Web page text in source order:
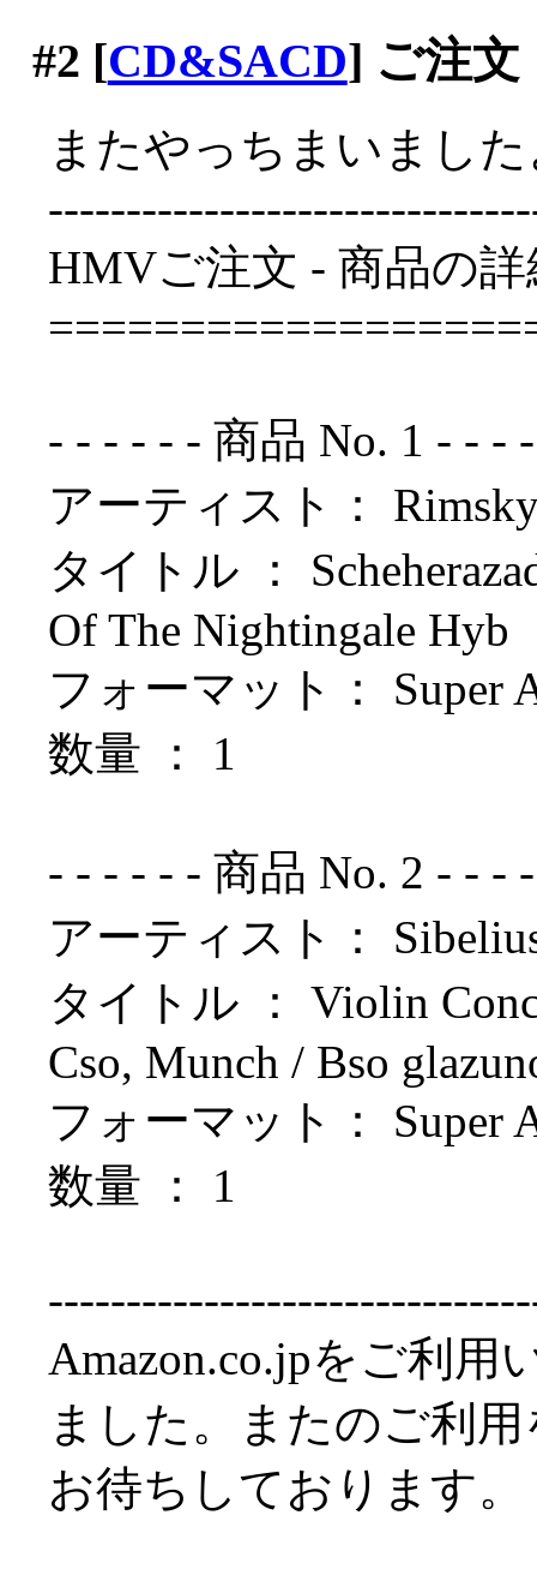
#2 [CD&SACD] ご注文
またやっちまいました
HMVご注文 - 商品の詳
- - - - - - 商品 No. 1 - - -
アーティスト：
タイトル ：
Of The Nightingale Hyb
フォーマット： Super
数量 ： 1
- - - - - - 商品 No. 2 - - -
アーティスト：
タイトル ： Violin
Cso, Munch / Bso
フォーマット： Super
数量 ： 1
Amazon.co.jpをご利
ました。またのご利用
お待ちしております。